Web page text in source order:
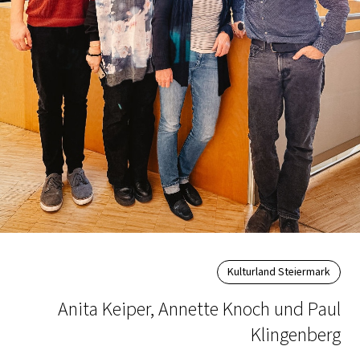
Kulturland Steiermark
Anita Keiper, Annette Knoch und Paul
Klingenberg